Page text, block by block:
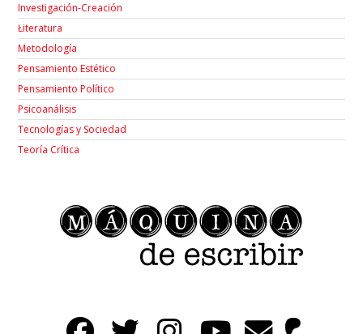
Investigación-Creación
Łiteratura
Metodología
Pensamiento Estético
Pensamiento Político
Psicoanálisis
Tecnologías y Sociedad
Teoría Crítica